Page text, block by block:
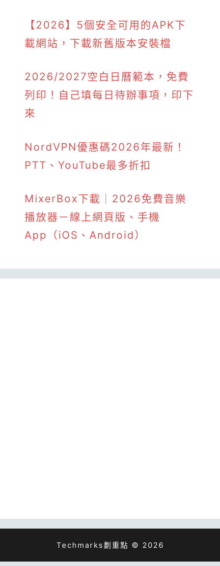
【2026】5個安全可用的APK下
載網站，下載新舊版本安裝檔
2026/2027空白日曆範本，免費
列印！自己填每日待辦事項，印下
來
NordVPN優惠碼2026年最新！
PTT、YouTube最多折扣
MixerBox下載｜2026免費音樂
播放器－線上網頁版、手機
App（iOS、Android）
Techmarks劃重點 © 2026